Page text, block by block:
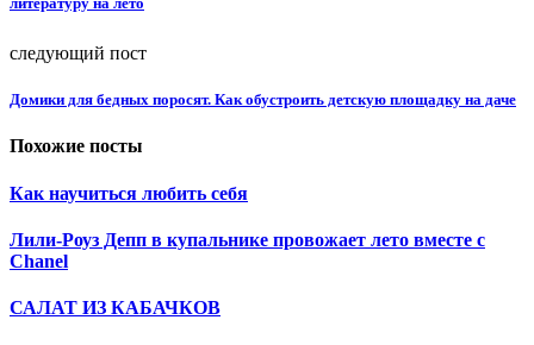
следующий пост
Домики для бедных поросят. Как обустроить детскую площадку на даче
Похожие посты
Как научиться любить себя
Лили-Роуз Депп в купальнике провожает лето вместе с
Chanel
САЛАТ ИЗ КАБАЧКОВ